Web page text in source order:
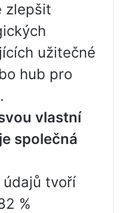
zlepšit
užitečné
hub pro
vlastní
společná
údajů tvoří
%